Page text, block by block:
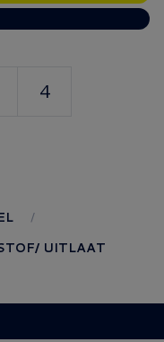
4
UITLAAT